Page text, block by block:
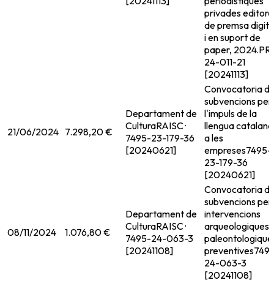
privades
de premsa
i en suport de
paper, 2024.PR-
24-011-21
[20241113]
21/06/2024 7.298,20 €
Departament de
CulturaRAISC ·
7495-23-179-36
[20240621]
Convocatoria
subvencions per
l'impuls de la
llengua catalana
a les
empreses7495-
23-179-36
[20240621]
08/11/2024 1.076,80 €
Departament de
CulturaRAISC ·
7495-24-063-3
[20241108]
Convocatoria
subvencions per
intervencions
arqueologiques i
preventives
24-063-3
[20241108]